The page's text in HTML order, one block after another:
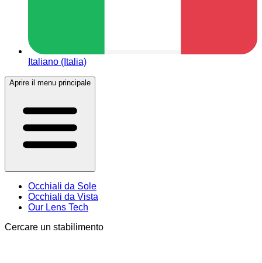
Italiano (Italia)
Aprire il menu principale
Occhiali da Sole
Occhiali da Vista
Our Lens Tech
Cercare un stabilimento